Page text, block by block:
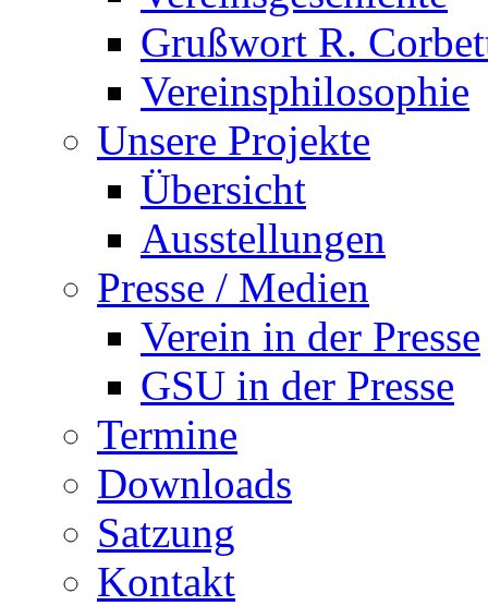
Grußwort R.
Vereinsphilosophie
Unsere Projekte
Übersicht
Ausstellungen
Presse / Medien
Verein in der Presse
GSU in der Presse
Termine
Downloads
Satzung
Kontakt